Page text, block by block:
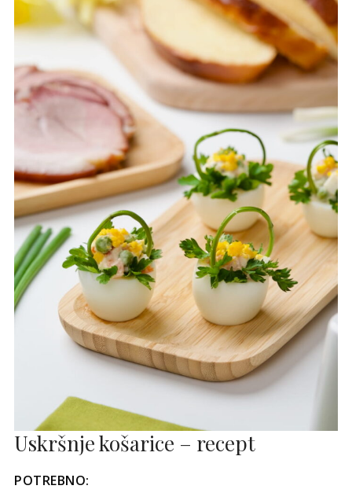
Uskršnje košarice – recept
POTREBNO: